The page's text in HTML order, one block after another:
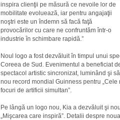
inspira clienţii pe măsură ce nevoile lor de
mobilitate evoluează, iar pentru angajaţii
noştri este un îndemn să facă faţă
provocărilor cu care ne confruntăm într-o
industrie în schimbare rapidă.”
Noul logo a fost dezvăluit în timpul unui
Coreea de Sud. Evenimentul a beneficiat
spectacol artistic sincronizat, luminând şi
nou record mondial Guinness pentru
focuri de artificii simultan”.
Pe lângă un logo nou, Kia a dezvăluit şi
„Mişcarea care inspiră”. Detalii despre